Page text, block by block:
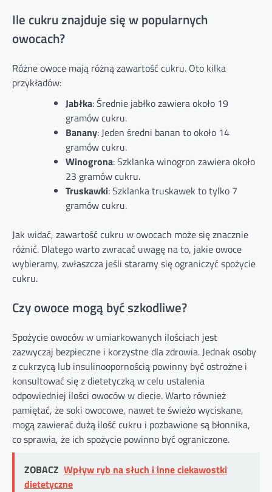
Ile cukru znajduje się w popularnych
owocach?
Różne owoce mają różną zawartość cukru. Oto kilka
przykładów:
Jabłka: Średnie jabłko zawiera około 19
gramów cukru.
Banany: Jeden średni banan to około 14
gramów cukru.
Winogrona: Szklanka winogron zawiera około
23 gramów cukru.
Truskawki: Szklanka truskawek to tylko 7
gramów cukru.
Jak widać, zawartość cukru w owocach może się znacznie
różnić. Dlatego warto zwracać uwagę na to, jakie owoce
wybieramy, zwłaszcza jeśli staramy się ograniczyć spożycie
cukru.
Czy owoce mogą być szkodliwe?
Spożycie owoców w umiarkowanych ilościach jest
zazwyczaj bezpieczne i korzystne dla zdrowia. Jednak osoby
z cukrzycą lub insulinoopornością powinny być ostrożne i
konsultować się z dietetyczką w celu ustalenia
odpowiedniej ilości owoców w diecie. Warto również
pamiętać, że soki owocowe, nawet te świeżo wyciskane,
mogą zawierać dużą ilość cukru i pozbawione są błonnika,
co sprawia, że ich spożycie powinno być ograniczone.
ZOBACZ Wpływ ryb na słuch i inne ciekawostki
dietetyczne